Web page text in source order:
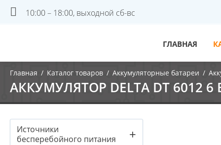
10:00 – 18:00, выходной сб-вс
ГЛАВНАЯ
Главная / Каталог товаров / Аккумуляторные батареи /
АККУМУЛЯТОР DELTA DT 6012 6
Источники
бесперебойного питания
+